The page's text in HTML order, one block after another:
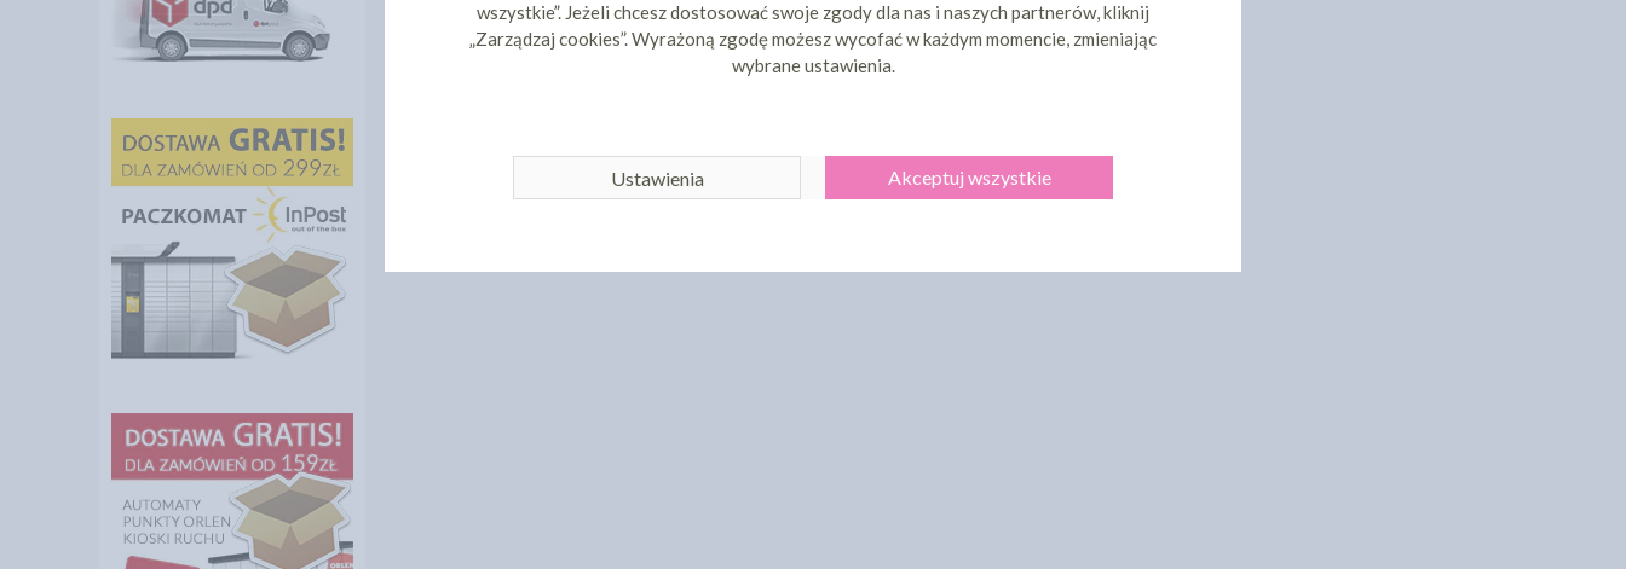
wszystkie”. Jeżeli chcesz dostosować swoje zgody dla nas i naszych partnerów, kliknij
„Zarządzaj cookies”. Wyrażoną zgodę możesz wycofać w każdym momencie, zmieniając
wybrane ustawienia.
Ustawienia Akceptuj wszystkie